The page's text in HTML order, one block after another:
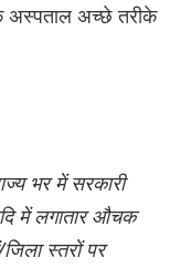
अस्पताल अच्छे तरीके
भर में सरकारी
में लगातार औचक
स्तरों पर